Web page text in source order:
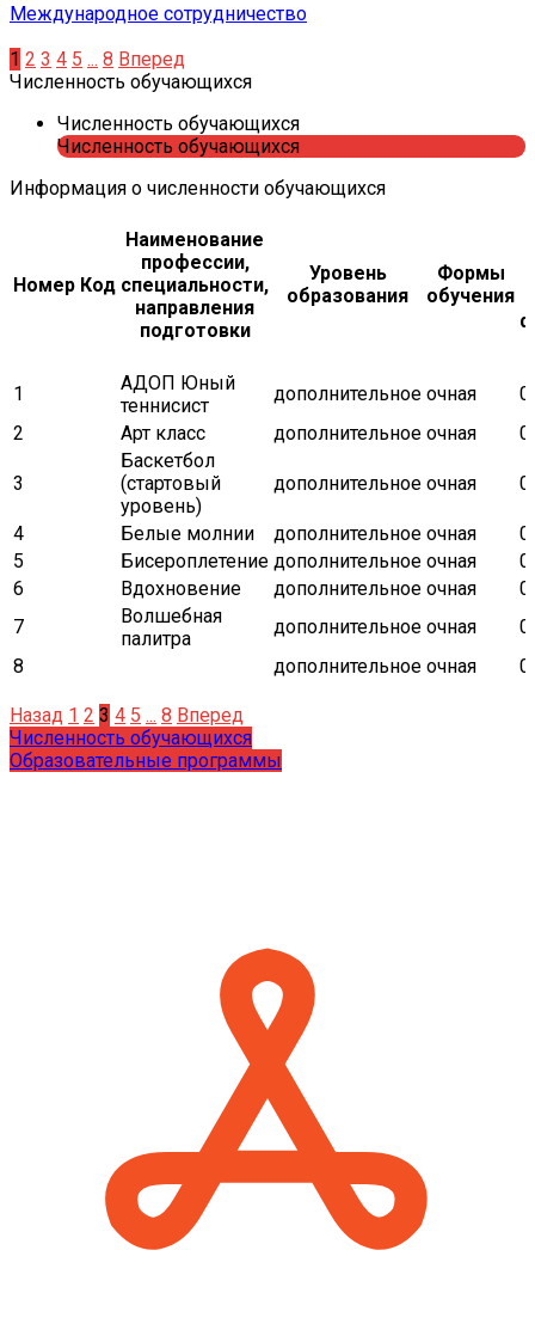
Международное сотрудничество
1 2 3 4 5 ... 8 Вперед
Численность обучающихся
Численность обучающихся
Численность обучающихся
Информация о численности обучающихся
Номер Код
Наименование
профессии,
специальности,
направления
подготовки
Уровень
образования
Формы
обучения
1
АДОП Юный
теннисист
дополнительное очная 0
2
Арт класс дополнительное очная 0
3
Баскетбол
(стартовый
уровень)
дополнительное очная 0
4 Белые молнии дополнительное очная 0
5
Бисероплетение дополнительное очная 0
6
Вдохновение дополнительное очная 0
7
Волшебная
палитра
дополнительное очная 0
8
дополнительное очная 0
Назад 1 2 3 4 5 ... 8 Вперед
Численность обучающихся
Образовательные программы